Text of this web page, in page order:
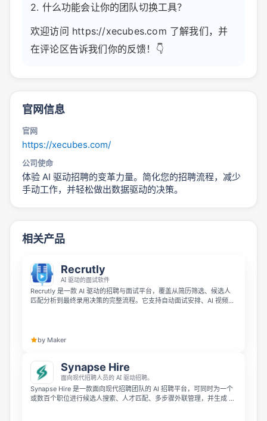
2. 什么功能会让你的团队切换工具？
欢迎访问 https://xecubes.com 了解我们，并
在评论区告诉我们你的反馈！👇
官网信息
官网
https://xecubes.com/
公司使命
体验 AI 驱动招聘的变革力量。简化您的招聘流程，减少
手动工作，并轻松做出数据驱动的决策。
相关产品
Recrutly
AI 驱动的面试软件
Recrutly 是一款 AI 驱动的招聘与面试平台，覆盖从简历筛选、候选人
匹配分析到最终录用决策的完整流程。它支持自动面试安排、AI 视频面
by Maker
Synapse Hire
面向现代招聘人员的 AI 驱动招聘。
Synapse Hire 是一款面向现代招聘团队的 AI 招聘平台，可同时为一个
或数百个职位进行候选人搜索、人才匹配、多步骤外联管理，并生成 AI